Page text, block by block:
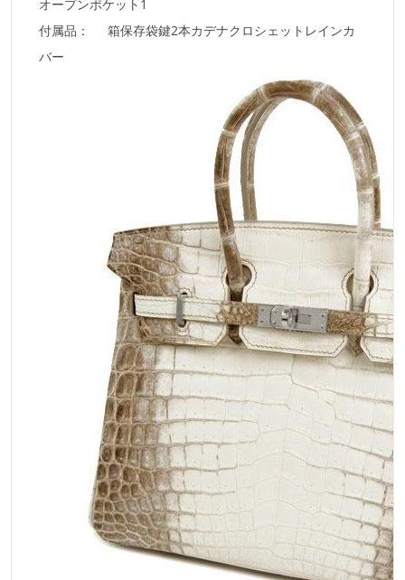
オープンポケット1
付属品： 箱保存袋鍵2本カデナクロシェットレインカ
バー